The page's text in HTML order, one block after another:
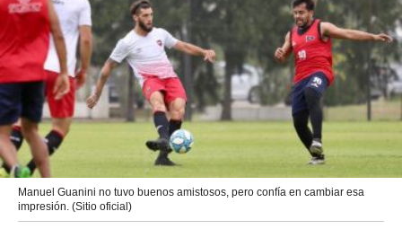
Manuel Guanini no tuvo buenos amistosos, pero confía en cambiar esa
impresión. (Sitio oficial)